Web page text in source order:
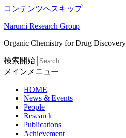
コンテンツへスキップ
Narumi Research Group
Organic Chemistry for Drug Discovery
検索開始
メインメニュー
HOME
News & Events
People
Research
Publications
Achievement